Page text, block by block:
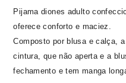
Pijama diones adulto
oferece conforto e maciez.
Composto por blusa e calça,
cintura, que não aperta e a
fechamento e tem manga